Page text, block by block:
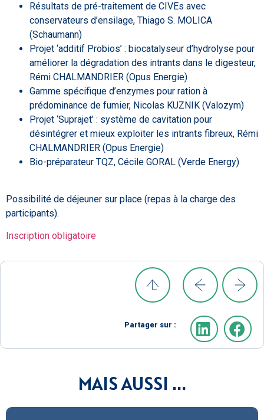
Résultats de pré-traitement de CIVEs avec
conservateurs d’ensilage, Thiago S. MOLICA
(Schaumann)
Projet ‘additif Probios’ : biocatalyseur d’hydrolyse pour
améliorer la dégradation des intrants dans le digesteur,
Rémi CHALMANDRIER (Opus Energie)
Gamme spécifique d’enzymes pour ration à
prédominance de fumier, Nicolas KUZNIK (Valozym)
Projet ‘Suprajet’ : système de cavitation pour
désintégrer et mieux exploiter les intrants fibreux, Rémi
CHALMANDRIER (Opus Energie)
Bio-préparateur TQZ, Cécile GORAL (Verde Energy)
Possibilité de déjeuner sur place (repas à la charge des
participants).
Inscription obligatoire
Partager sur :
MAIS AUSSI ...